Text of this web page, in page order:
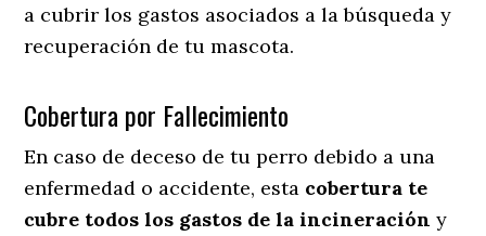
a cubrir los gastos asociados a la búsqueda y
recuperación de tu mascota.
Cobertura por Fallecimiento
En caso de deceso de tu perro debido a una
enfermedad o accidente, esta cobertura te
cubre todos los gastos de la incineración y